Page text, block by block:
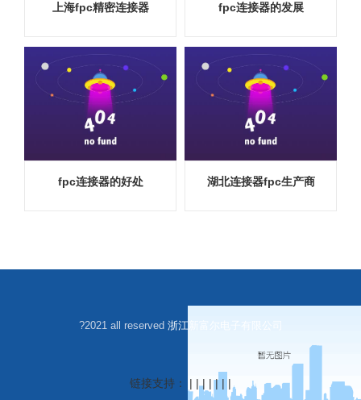
上海fpc精密连接器 fpc连接器的发展
fpc连接器的好处 湖北连接器fpc生产商
?2021 all reserved 浙江新富尔电子有限公司
链接支持： | | | | | | |